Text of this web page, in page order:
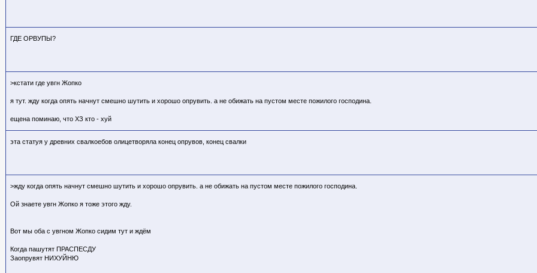
ГДЕ ОРВУПЫ?
>кстати где увгн Жопко
я тут. жду когда опять начнут смешно шутить и хорошо опрувить. а не обижать на пустом месте пожилого господина.
ещена поминаю, что ХЗ кто - хуй
эта статуя у древних свалкоебов олицетворяла конец опрувов, конец свалки
>жду когда опять начнут смешно шутить и хорошо опрувить. а не обижать на пустом месте пожилого господина.
Ой знаете увгн Жопко я тоже этого жду.
Вот мы оба с увгном Жопко сидим тут и ждём
Когда пашутят ПРАСПЕСДУ
Заопрувят НИХУЙНЮ